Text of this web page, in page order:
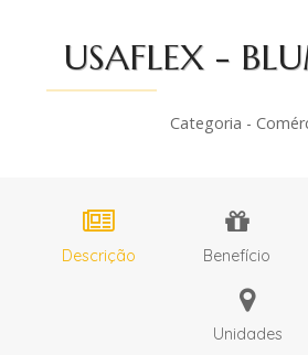
USAFLEX -
Categoria -
Descrição Benefício
Unidades